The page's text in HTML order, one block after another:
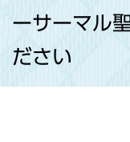
ーサーマル
ださい